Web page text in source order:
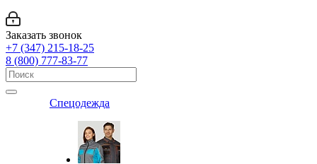
Заказать звонок
+7 (347) 215-18-25
8 (800) 777-83-77
Спецодежда